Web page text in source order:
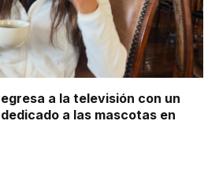
a la televisión con un
a las mascotas en